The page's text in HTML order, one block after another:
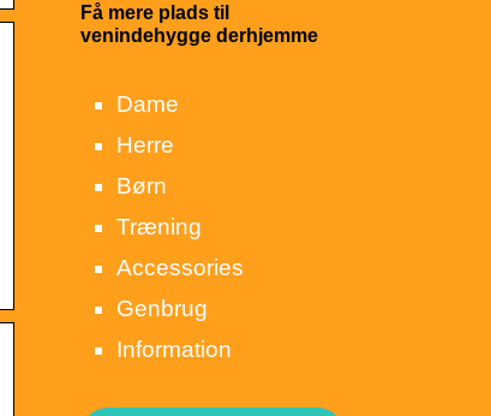
Få mere plads til
venindehygge derhjemme
Dame
Herre
Børn
Træning
Accessories
Genbrug
Information